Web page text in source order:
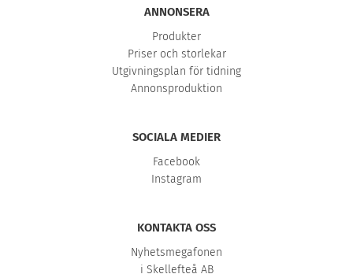
ANNONSERA
Produkter
Priser och storlekar
Utgivningsplan för tidning
Annonsproduktion
SOCIALA MEDIER
Facebook
Instagram
KONTAKTA OSS
Nyhetsmegafonen
i Skellefteå AB